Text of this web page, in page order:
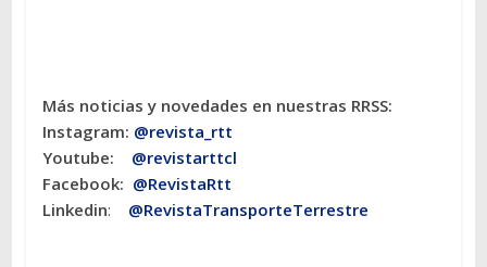
Más noticias y novedades en nuestras RRSS:
Instagram: @revista_rtt
Youtube: @revistarttcl
Facebook: @RevistaRtt
Linkedin: @RevistaTransporteTerrestre